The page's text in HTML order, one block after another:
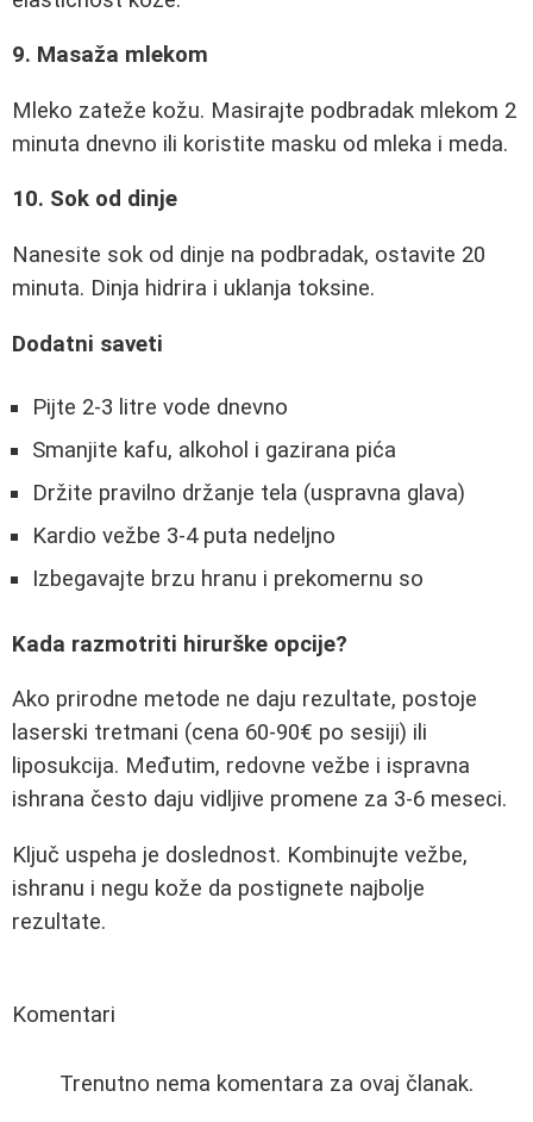
9. Masaža mlekom
Mleko zateže kožu. Masirajte podbradak mlekom 2
minuta dnevno ili koristite masku od mleka i meda.
10. Sok od dinje
Nanesite sok od dinje na podbradak, ostavite 20
minuta. Dinja hidrira i uklanja toksine.
Dodatni saveti
Pijte 2-3 litre vode dnevno
Smanjite kafu, alkohol i gazirana pića
Držite pravilno držanje tela (uspravna glava)
Kardio vežbe 3-4 puta nedeljno
Izbegavajte brzu hranu i prekomernu so
Kada razmotriti hirurške opcije?
Ako prirodne metode ne daju rezultate, postoje
laserski tretmani (cena 60-90€ po sesiji) ili
liposukcija. Međutim, redovne vežbe i ispravna
ishrana često daju vidljive promene za 3-6 meseci.
Ključ uspeha je doslednost. Kombinujte vežbe,
ishranu i negu kože da postignete najbolje
rezultate.
Komentari
Trenutno nema komentara za ovaj članak.